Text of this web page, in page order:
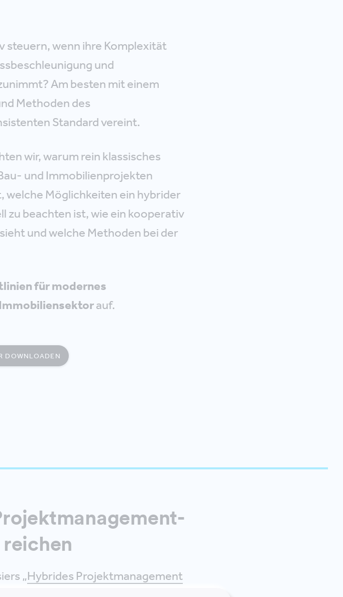
steuern, wenn ihre Komplexität
und
Am besten mit einem
Methoden des
Standard vereint.
wir, warum rein klassisches
und Immobilienprojekten
welche Möglichkeiten ein hybrider
zu beachten ist, wie ein kooperativ
und welche Methoden bei der
für modernes
auf.
DOWNLOADEN
„Hybrides Projektmanagement